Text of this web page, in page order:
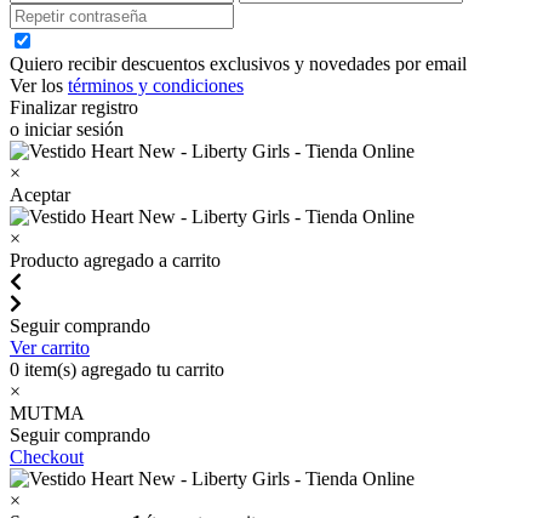
Quiero recibir descuentos exclusivos y novedades por email
Ver los términos y condiciones
Finalizar registro
o iniciar sesión
×
Aceptar
×
Producto agregado a carrito
Seguir comprando
Ver carrito
0 item(s) agregado tu carrito
×
MUTMA
Seguir comprando
Checkout
×